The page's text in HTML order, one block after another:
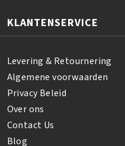
ml
aantal
KLANTENSERVICE
Levering & Retournering
Algemene voorwaarden
Privacy Beleid
Over ons
Contact Us
Blog